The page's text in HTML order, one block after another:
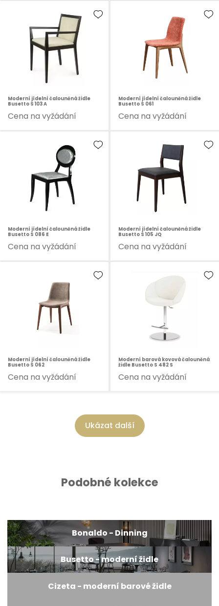
Moderní jídelní čalouněná židle
Busetto S 103 A
Cena na vyžádání
Moderní jídelní čalouněná židle
Busetto S 061
Cena na vyžádání
Moderní jídelní čalouněná židle
Busetto S 086 E
Cena na vyžádání
Moderní jídelní čalouněná židle
Busetto S 105 JQ
Cena na vyžádání
Moderní jídelní čalouněná židle
Busetto S 062
Cena na vyžádání
Moderní barová kovová čalouněná
židle Busetto S 482 S
Cena na vyžádání
Ukázat další
Podobné kolekce
Bonaldo - Dinning
Busetto - moderní židle
Cizeta - moderní barové židle